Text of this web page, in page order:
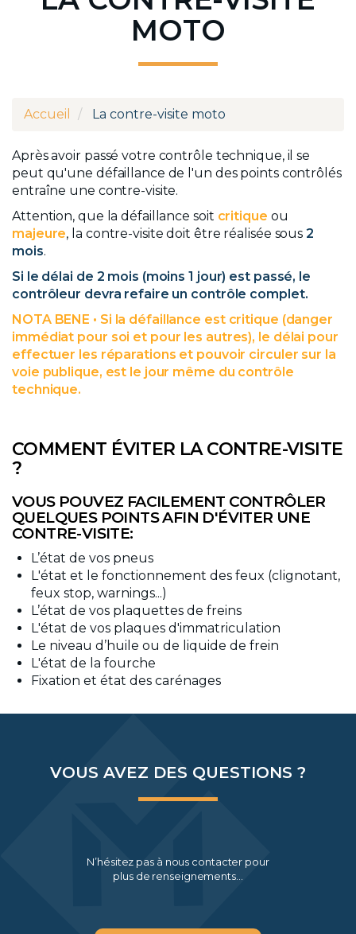
MOTO
Accueil La contre-visite moto
Après avoir passé votre contrôle technique, il se
peut qu'une défaillance de l'un des points contrôlés
entraîne une contre-visite.
Attention, que la défaillance soit critique ou
majeure, la contre-visite doit être réalisée sous2
mois.
Si le délai de 2 mois (moins 1 jour) est passé, le
contrôleur devra refaire un contrôle complet.
NOTA BENE • Si la défaillance est critique (danger
immédiat pour soi et pour les autres), le délai pour
effectuer les réparations et pouvoir circuler sur la
voie publique, est le jour même du contrôle
technique.
COMMENT ÉVITER LA CONTRE-VISITE
?
VOUS POUVEZ FACILEMENT CONTRÔLER
QUELQUES POINTS AFIN D'ÉVITER UNE
CONTRE-VISITE:
L’état de vos pneus
L'état et le fonctionnement des feux (clignotant,
feux stop, warnings...)
L’état de vos plaquettes de freins
L'état de vos plaques d'immatriculation
Le niveau d’huile ou de liquide de frein
L'état de la fourche
Fixation et état des carénages
VOUS AVEZ DES QUESTIONS ?
N’hésitez pas à nous contacter pour
plus de renseignements…